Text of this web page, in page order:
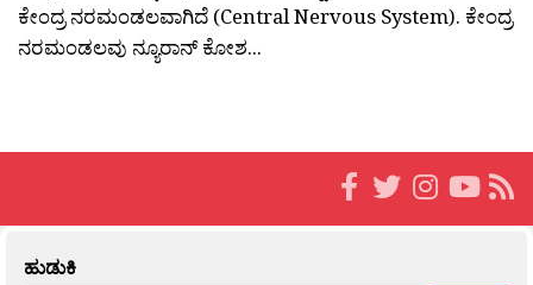
ಕೇಂದ್ರ ನರಮಂಡಲವಾಗಿದೆ (Central Nervous System). ಕೇಂದ್ರ
ನರಮಂಡಲವು ನ್ಯೂರಾನ್ ಕೋಶ...
ಹುಡುಕಿ